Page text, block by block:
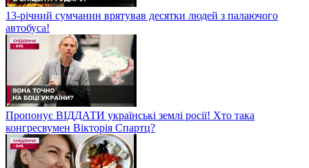
13-річний сумчанин врятував десятки людей з палаючого
автобуса!
Пропонує ВІДДАТИ українські землі росії! Хто така
конгресвумен Вікторія Спартц?